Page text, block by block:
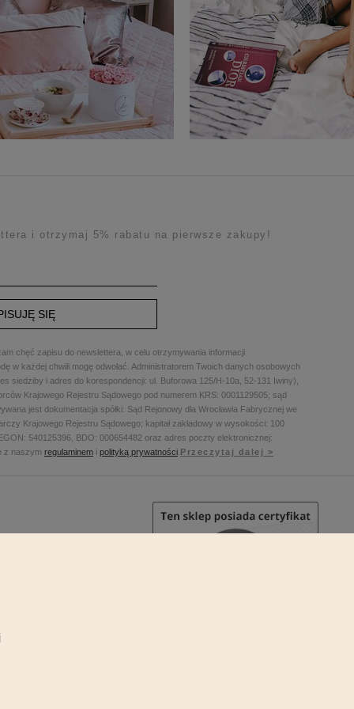
i otrzymaj 5% rabatu na pierwsze zakupy!
SIĘ
chęć zapisu do newslettera, w celu otrzymywania informacji
w każdej chwili mogę odwołać. Administratorem Twoich danych osobowych
siedziby i adres do korespondencji: ul. Buforowa 125/H-10a, 52-131 Iwiny),
Krajowego Rejestru Sądowego pod numerem KRS: 0001129505; sąd
jest dokumentacja spółki: Sąd Rejonowy dla Wrocławia Fabrycznej we
Krajowego Rejestru Sądowego; kapitał zakładowy w wysokości: 100
540125396, BDO: 000654482 oraz adres poczty elektronicznej:
z naszym regulaminem i polityką prywatności Przeczytaj dalej >